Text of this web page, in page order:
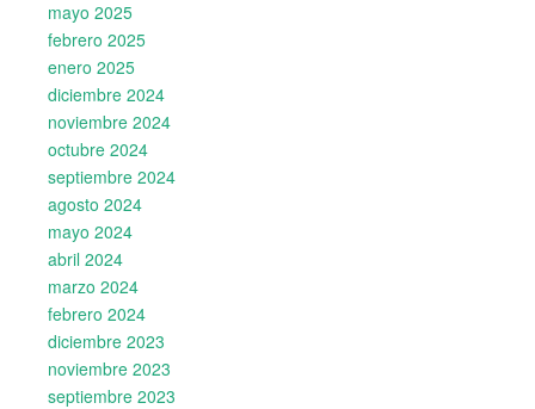
mayo 2025
febrero 2025
enero 2025
diciembre 2024
noviembre 2024
octubre 2024
septiembre 2024
agosto 2024
mayo 2024
abril 2024
marzo 2024
febrero 2024
diciembre 2023
noviembre 2023
septiembre 2023